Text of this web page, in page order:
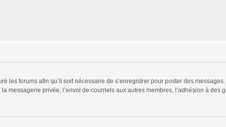
les forums afin qu’il soit nécessaire de s’enregistrer pour poster des
privée, l’envoi de courriels aux autres membres, l’adhésion à des